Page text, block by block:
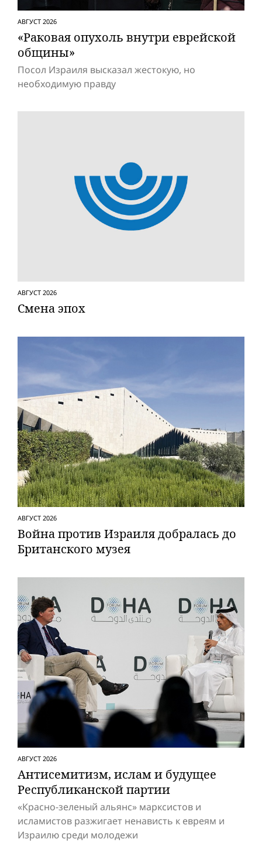
АВГУСТ 2026
«Раковая опухоль внутри еврейской
общины»
Посол Израиля высказал жестокую, но
необходимую правду
АВГУСТ 2026
Смена эпох
АВГУСТ 2026
Вой­на против Израиля добралась до
Британского музея
АВГУСТ 2026
Антисемитизм, ислам и будущее
Респуб­ликанской партии
«Красно-зеленый альянс» марксистов и
исламистов разжигает ненависть к евреям и
Израилю среди молодежи